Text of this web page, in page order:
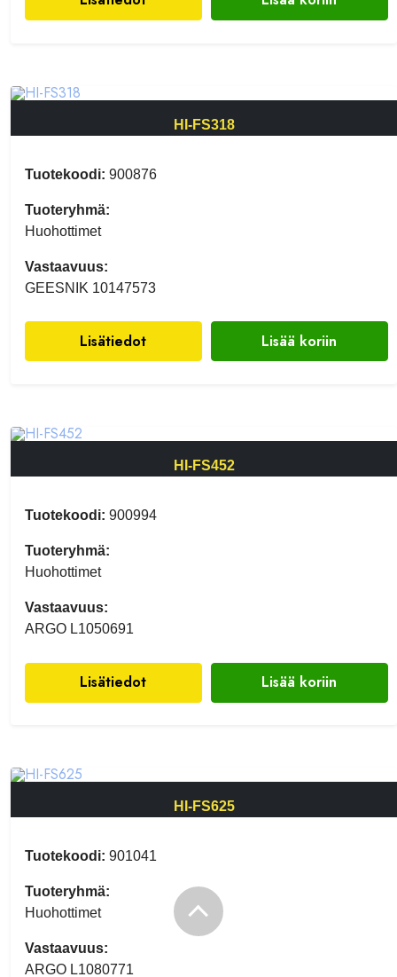
HI-FS318
Tuotekoodi: 900876
Tuoteryhmä:
Huohottimet
Vastaavuus:
GEESNIK 10147573
Lisätiedot Lisää koriin
HI-FS452
Tuotekoodi: 900994
Tuoteryhmä:
Huohottimet
Vastaavuus:
ARGO L1050691
Lisätiedot Lisää koriin
HI-FS625
Tuotekoodi: 901041
Tuoteryhmä:
Huohottimet
Vastaavuus:
ARGO L1080771